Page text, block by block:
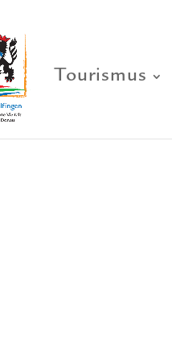
Tourismus